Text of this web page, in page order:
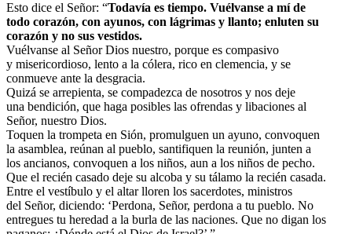
Esto dice el Señor: “Todavía es tiempo. Vuélvanse a mí de
todo corazón, con ayunos, con lágrimas y llanto; enluten su
corazón y no sus vestidos.
Vuélvanse al Señor Dios nuestro, porque es compasivo
y misericordioso, lento a la cólera, rico en clemencia, y se
conmueve ante la desgracia.
Quizá se arrepienta, se compadezca de nosotros y nos deje
una bendición, que haga posibles las ofrendas y libaciones al
Señor, nuestro Dios.
Toquen la trompeta en Sión, promulguen un ayuno, convoquen
la asamblea, reúnan al pueblo, santifiquen la reunión, junten a
los ancianos, convoquen a los niños, aun a los niños de pecho.
Que el recién casado deje su alcoba y su tálamo la recién casada.
Entre el vestíbulo y el altar lloren los sacerdotes, ministros
del Señor, diciendo: ‘Perdona, Señor, perdona a tu pueblo. No
entregues tu heredad a la burla de las naciones. Que no digan los